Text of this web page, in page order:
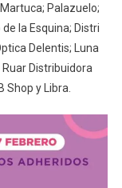
Palazuelo;
la Esquina; Distri
Delentis; Luna
Ruar Distribuidora
Shop y Libra.